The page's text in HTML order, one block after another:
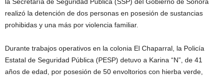
realizó la detención de dos personas en posesión de sustancias
prohibidas y una más por violencia familiar.
Durante trabajos operativos en la colonia El Chaparral, la Policía
Estatal de Seguridad Pública (PESP) detuvo a Karina “N”, de 41
años de edad, por posesión de 50 envoltorios con hierba verde,